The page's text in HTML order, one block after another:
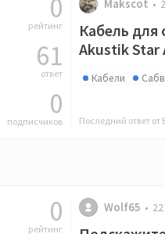
0
рейтинг
61
ответ
0
подписчиков
Makscot
Кабель для
Akustik Star
Кабели
Последний ответ от
0
рейтинг
Wolf65